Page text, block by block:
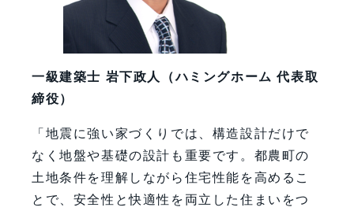
一級建築士 岩下政人（ハミングホーム 代表取
締役）
「地震に強い家づくりでは、構造設計だけで
なく地盤や基礎の設計も重要です。都農町の
土地条件を理解しながら住宅性能を高めるこ
とで、安全性と快適性を両立した住まいをつ